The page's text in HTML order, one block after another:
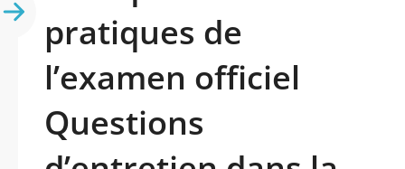
pratiques de
l’examen officiel
Questions